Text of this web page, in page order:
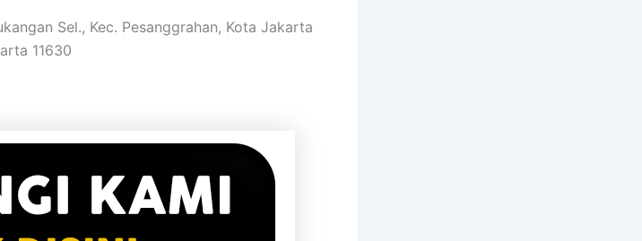
Sel., Kec. Pesanggrahan, Kota Jakarta
11630